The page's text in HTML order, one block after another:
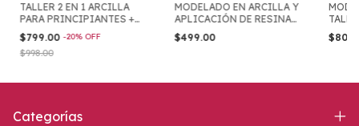
TALLER 2 EN 1 ARCILLA
PARA PRINCIPIANTES +
APLICACIÓN DE RESINA
$799.00-20% OFF
$998.00
MODELADO EN ARCILLA Y
APLICACIÓN DE RESINA
TALLER
$499.00
EN
Categorías